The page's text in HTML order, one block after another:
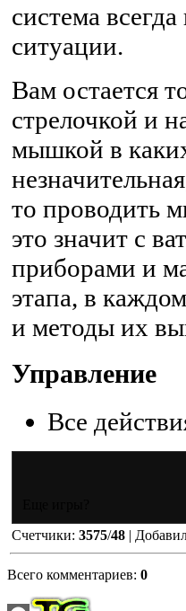
система
ситуации.
Вам остается
стрелочкой и
мышкой в
то проводить
это значит с
приборами и
этапа, в
и методы их
Управление
Все
Счетчики: 3575/48 |
Всего комментариев: 0